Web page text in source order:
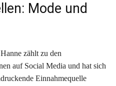
Mode und
zählt zu den
auf Social Media und hat sich
Einnahmequelle